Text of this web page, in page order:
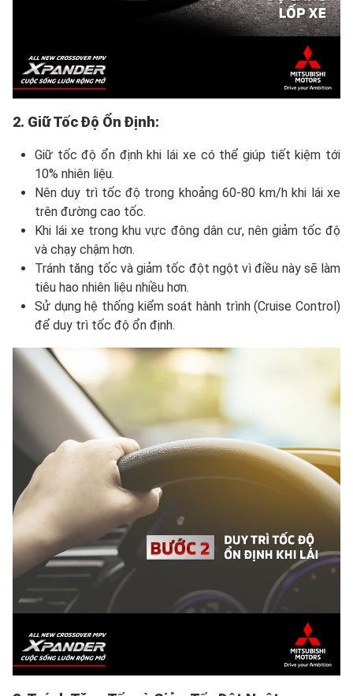
2. Giữ Tốc Độ Ổn Định:
Giữ tốc độ ổn định khi lái xe có thể giúp tiết kiệm tới
10% nhiên liệu.
Nên duy trì tốc độ trong khoảng 60-80 km/h khi lái xe
trên đường cao tốc.
Khi lái xe trong khu vực đông dân cư, nên giảm tốc độ
và chạy chậm hơn.
Tránh tăng tốc và giảm tốc đột ngột vì điều này sẽ làm
tiêu hao nhiên liệu nhiều hơn.
Sử dụng hệ thống kiểm soát hành trình (Cruise Control)
để duy trì tốc độ ổn định.